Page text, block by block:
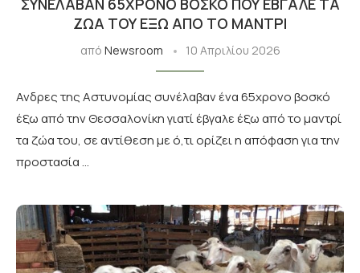
ΣΥΝΈΛΑΒΑΝ 65ΧΡΟΝΟ ΒΟΣΚΌ ΠΟΥ ΈΒΓΑΛΕ ΤΑ
ΖΏΑ ΤΟΥ ΈΞΩ ΑΠΌ ΤΟ ΜΑΝΤΡΊ
από Newsroom 10 Απριλίου 2026
Ανδρες της Αστυνομίας συνέλαβαν ένα 65χρονο βοσκό
έξω από την Θεσσαλονίκη γιατί έβγαλε έξω από το μαντρί
τα ζώα του, σε αντίθεση με ό,τι ορίζει η απόφαση για την
προστασία …